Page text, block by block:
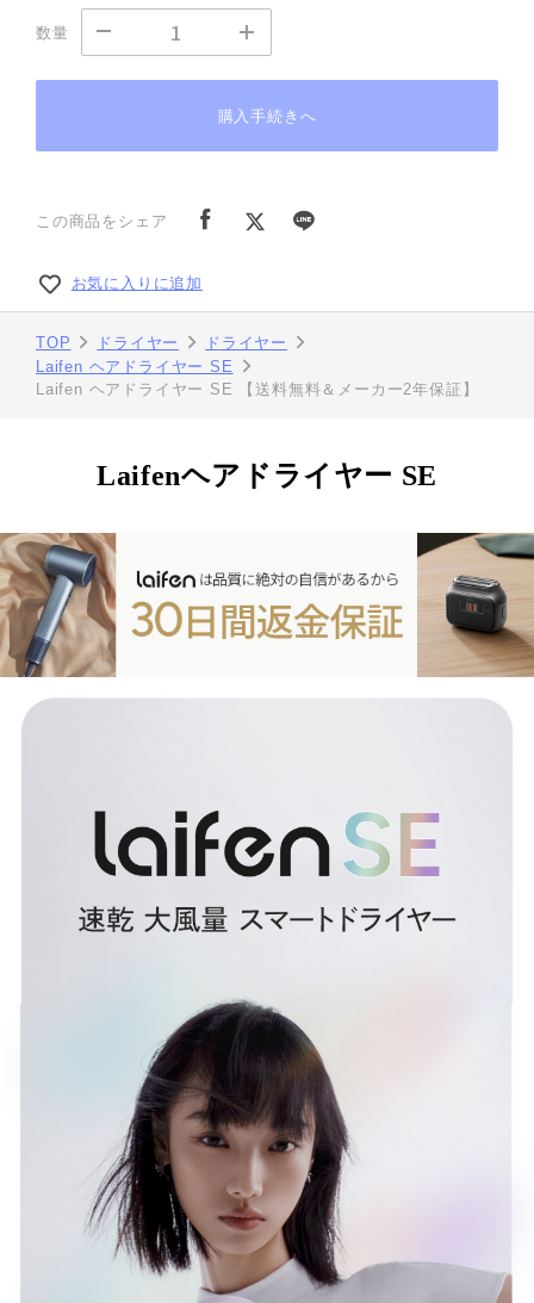
数量
購入手続きへ
この商品をシェア
お気に入りに追加
TOP ドライヤー
ドライヤー
Laifen ヘアドライヤー SE
Laifen ヘアドライヤー SE 【送料無料＆メーカー2年保証】
Laifenヘアドライヤー SE